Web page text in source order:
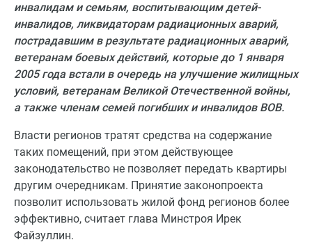
инвалидам и семьям, воспитывающим детей-
инвалидов, ликвидаторам радиационных аварий,
пострадавшим в результате радиационных аварий,
ветеранам боевых действий, которые до 1 января
2005 года встали в очередь на улучшение жилищных
условий, ветеранам Великой Отечественной войны,
а также членам семей погибших и инвалидов ВОВ.
Власти регионов тратят средства на содержание
таких помещений, при этом действующее
законодательство не позволяет передать квартиры
другим очередникам. Принятие законопроекта
позволит использовать жилой фонд регионов более
эффективно, считает глава Минстроя Ирек
Файзуллин.